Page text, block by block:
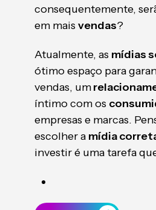
consequentemente,
em mais vendas?
Atualmente, as mídias
ótimo espaço para
vendas, um
íntimo com os
empresas e marcas.
escolher a mídia
investir é uma tarefa